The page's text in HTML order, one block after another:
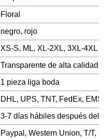
Floral
negro, rojo
XS-S, ML, XL-2XL, 3XL-4XL
Transparente de alta calidad
1 pieza liga boda
DHL, UPS, TNT, FedEx,
3-7 días hábiles después del
Paypal, Western Union, T/T,